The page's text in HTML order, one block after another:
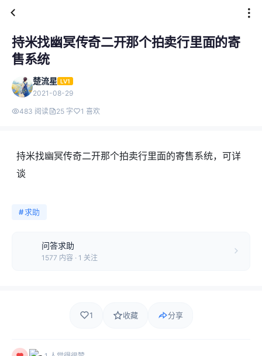
持米找幽冥传奇二开那个拍卖行里面的寄
售系统
楚流星 LV1
2021-08-29
483 阅读 25 字 1 喜欢
持米找幽冥传奇二开那个拍卖行里面的寄售系统，可详
谈
#求助
问答求助
1577 内容 · 1 关注
1 收藏 分享